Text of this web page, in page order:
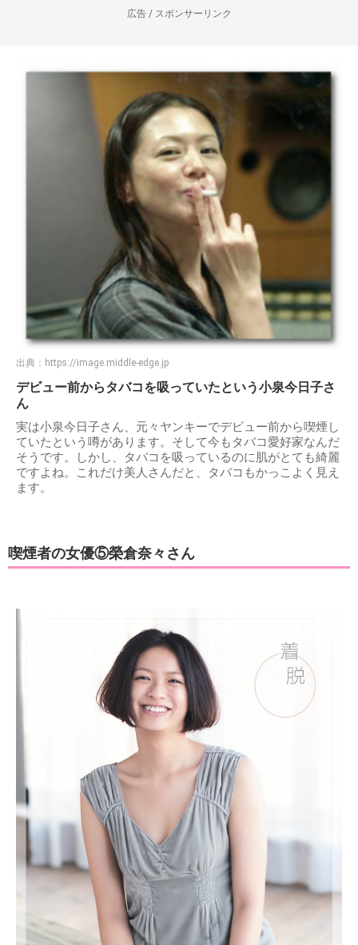
広告 / スポンサーリンク
出典： https://image.middle-edge.jp
デビュー前からタバコを吸っていたという小泉今日子さ
ん
実は小泉今日子さん、元々ヤンキーでデビュー前から喫煙し
ていたという噂があります。そして今もタバコ愛好家なんだ
そうです。しかし、タバコを吸っているのに肌がとても綺麗
ですよね。これだけ美人さんだと、タバコもかっこよく見え
ます。
喫煙者の女優⑤榮倉奈々さん